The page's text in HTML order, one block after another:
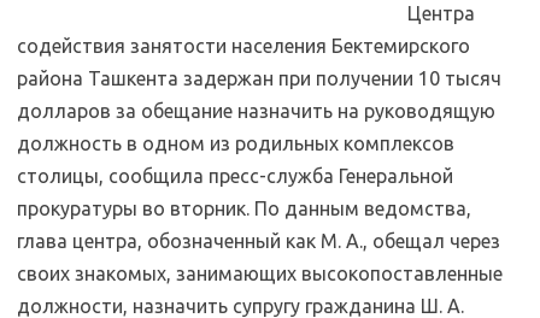
Центра
содействия занятости населения Бектемирского
района Ташкента задержан при получении 10 тысяч
долларов за обещание назначить на руководящую
должность в одном из родильных комплексов
столицы, сообщила пресс-служба Генеральной
прокуратуры во вторник. По данным ведомства,
глава центра, обозначенный как М. А., обещал через
своих знакомых, занимающих высокопоставленные
должности, назначить супругу гражданина Ш. А.